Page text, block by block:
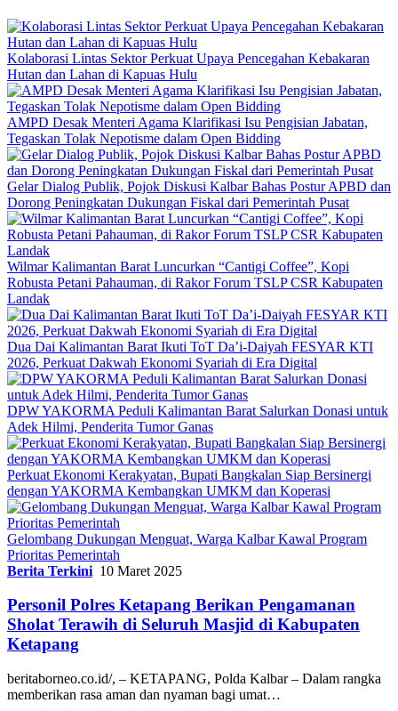
Kolaborasi Lintas Sektor Perkuat Upaya Pencegahan Kebakaran
Hutan dan Lahan di Kapuas Hulu
AMPD Desak Menteri Agama Klarifikasi Isu Pengisian Jabatan,
Tegaskan Tolak Nepotisme dalam Open Bidding
Gelar Dialog Publik, Pojok Diskusi Kalbar Bahas Postur APBD dan
Dorong Peningkatan Dukungan Fiskal dari Pemerintah Pusat
Wilmar Kalimantan Barat Luncurkan “Cantigi Coffee”, Kopi
Robusta Petani Pahauman, di Rakor Forum TSLP CSR Kabupaten
Landak
Dua Dai Kalimantan Barat Ikuti ToT Da’i-Daiyah FESYAR KTI
2026, Perkuat Dakwah Ekonomi Syariah di Era Digital
DPW YAKORMA Peduli Kalimantan Barat Salurkan Donasi untuk
Adek Hilmi, Penderita Tumor Ganas
Perkuat Ekonomi Kerakyatan, Bupati Bangkalan Siap Bersinergi
dengan YAKORMA Kembangkan UMKM dan Koperasi
Gelombang Dukungan Menguat, Warga Kalbar Kawal Program
Prioritas Pemerintah
Berita Terkini 10 Maret 2025
Personil Polres Ketapang Berikan Pengamanan
Sholat Terawih di Seluruh Masjid di Kabupaten
Ketapang
beritaborneo.co.id/, – KETAPANG, Polda Kalbar – Dalam rangka
memberikan rasa aman dan nyaman bagi umat…